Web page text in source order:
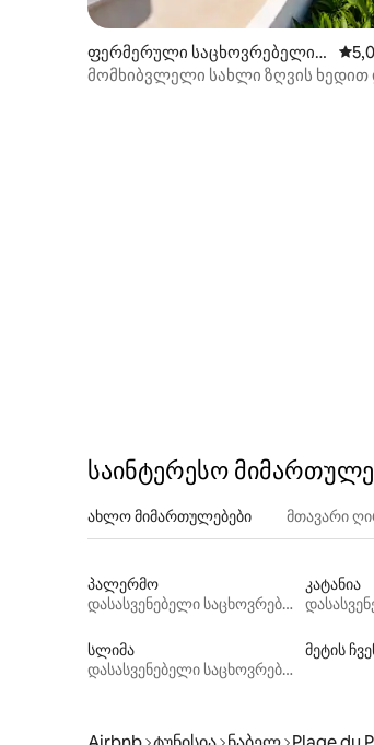
ფერმერული საცხოვრებელი
(Dar Allouche)
მომხიბვლელი სახლი ზღვის ხედით
საინტერესო
ახლო მიმართულებები მთავარი
პალერმო
დასასვენებელი საცხოვრებლები
კატანია
სლიმა
დასასვენებელი საცხოვრებლები
მეტის